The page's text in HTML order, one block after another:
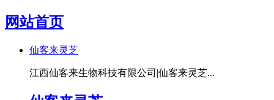
网站首页
仙客来灵芝
江西仙客来生物科技有限公司|仙客来灵芝...